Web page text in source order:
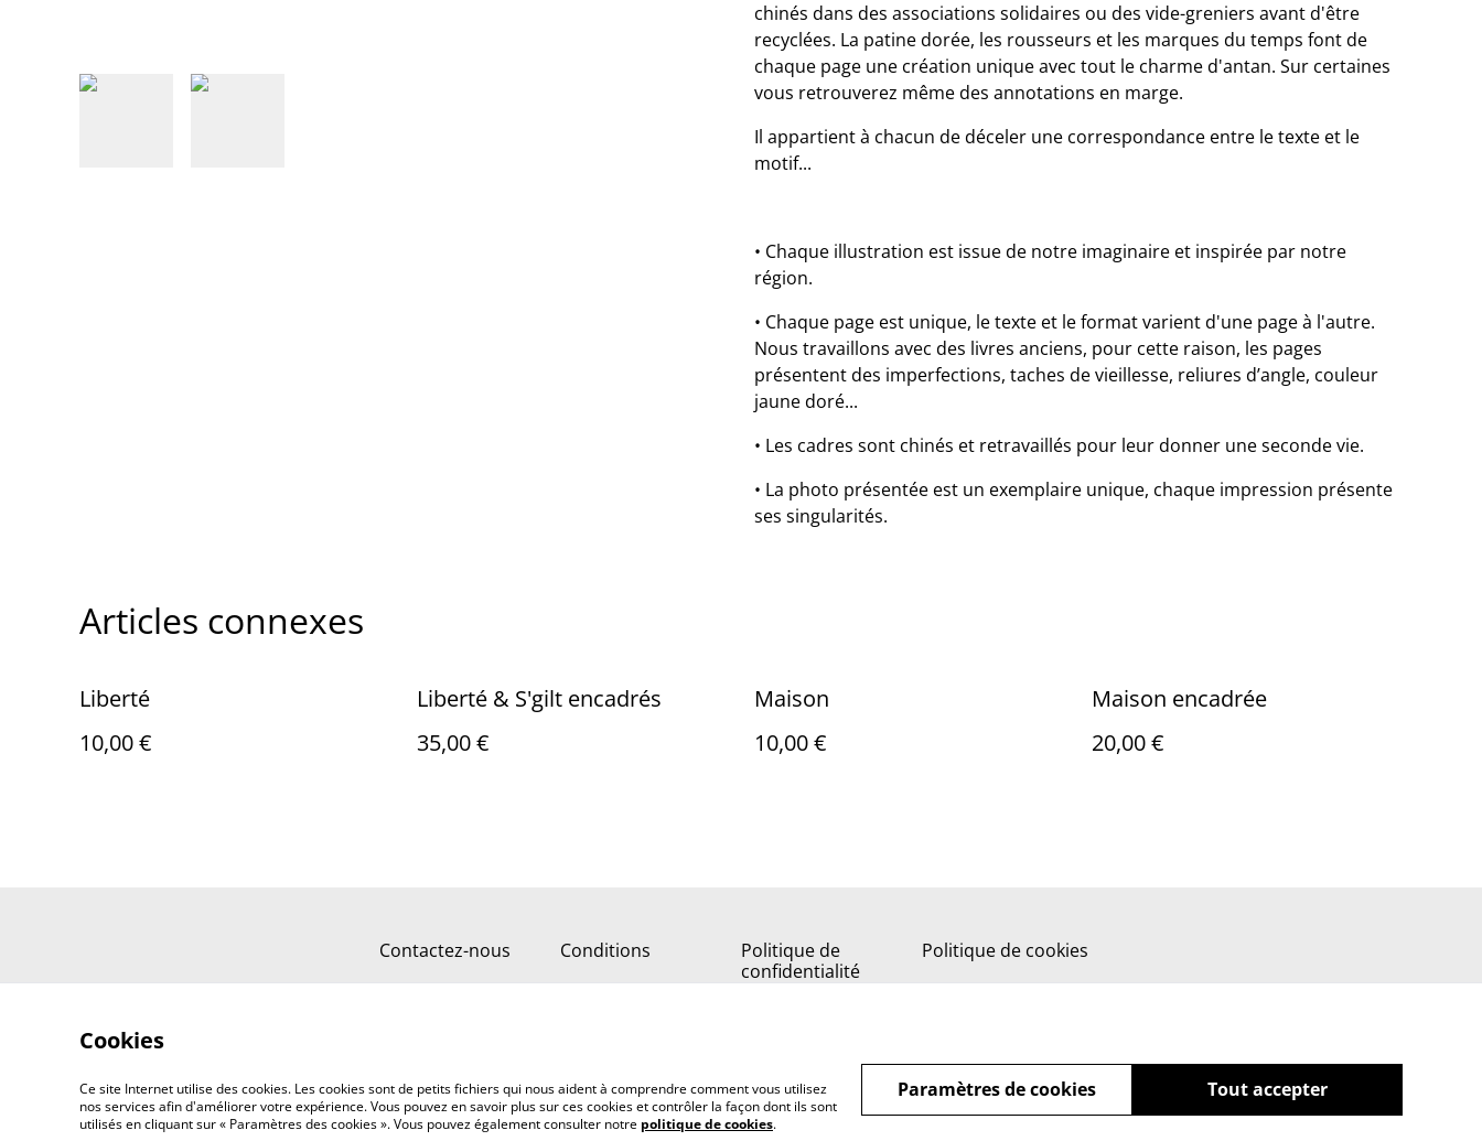
chinés dans des associations solidaires ou des vide-greniers avant d'être
recyclées. La patine dorée, les rousseurs et les marques du temps font de
chaque page une création unique avec tout le charme d'antan. Sur certaines
vous retrouverez même des annotations en marge.
Il appartient à chacun de déceler une correspondance entre le texte et le
motif...
• Chaque illustration est issue de notre imaginaire et inspirée par notre
région.
• Chaque page est unique, le texte et le format varient d'une page à l'autre.
Nous travaillons avec des livres anciens, pour cette raison, les pages
présentent des imperfections, taches de vieillesse, reliures d’angle, couleur
jaune doré...
• Les cadres sont chinés et retravaillés pour leur donner une seconde vie.
• La photo présentée est un exemplaire unique, chaque impression présente
ses singularités.
Articles connexes
Liberté
10,00 €
Liberté & S'gilt encadrés
35,00 €
Maison
10,00 €
Maison encadrée
20,00 €
Contactez-nous Conditions
Politique de
confidentialité
Politique de cookies
©2026 Speichenko
Cookies
Ce site Internet utilise des cookies. Les cookies sont de petits fichiers qui nous aident à comprendre comment vous utilisez
nos services afin d'améliorer votre expérience. Vous pouvez en savoir plus sur ces cookies et contrôler la façon dont ils sont
utilisés en cliquant sur « Paramètres des cookies ». Vous pouvez également consulter notre politique de cookies.
Tout accepter
Paramètres de cookies